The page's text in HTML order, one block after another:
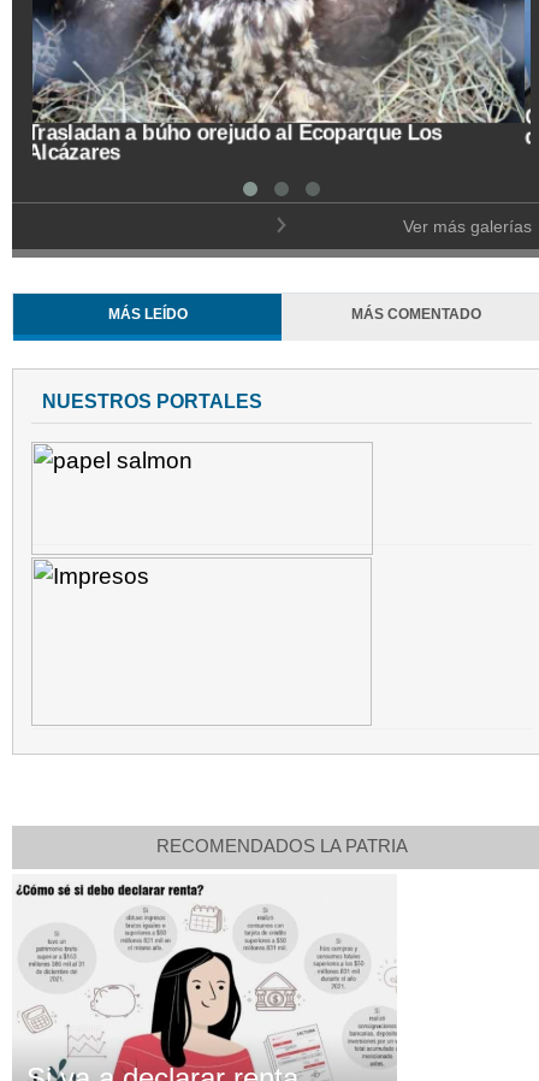
Trasladan a búho orejudo al Ecoparque Los
Alcázares
Ver más galerías
MÁS LEÍDO MÁS COMENTADO
NUESTROS PORTALES
RECOMENDADOS LA PATRIA